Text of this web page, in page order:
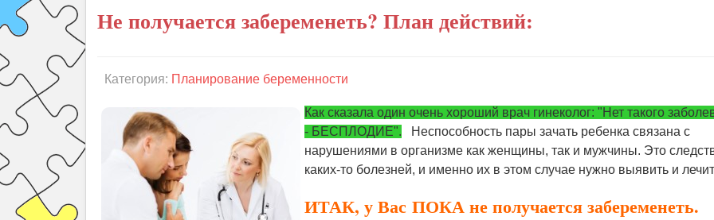
Не получается забеременеть? План действий:
Категория: Планирование беременности
Как сказала один очень хороший врач гинеколог: "Нет такого
- БЕСПЛОДИЕ". Неспособность пары зачать ребенка связана с
нарушениями в организме как женщины, так и мужчины. Это
каких-то болезней, и именно их в этом случае нужно выявить и
ИТАК, у Вас ПОКА не получается забеременеть.